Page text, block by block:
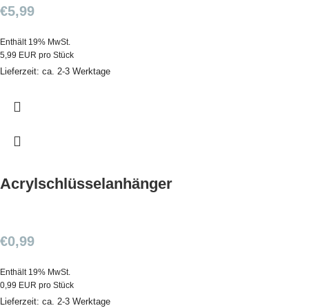
€5,99
Enthält 19% MwSt.
5,99 EUR pro Stück
Lieferzeit: ca. 2-3 Werktage
Acrylschlüsselanhänger
€0,99
Enthält 19% MwSt.
0,99 EUR pro Stück
Lieferzeit: ca. 2-3 Werktage